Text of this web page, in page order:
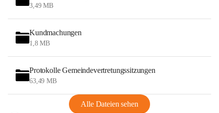
3,49 MB
Kundmachungen
1,8 MB
Protokolle Gemeindevertretungssitzungen
63,49 MB
Alle Dateien sehen